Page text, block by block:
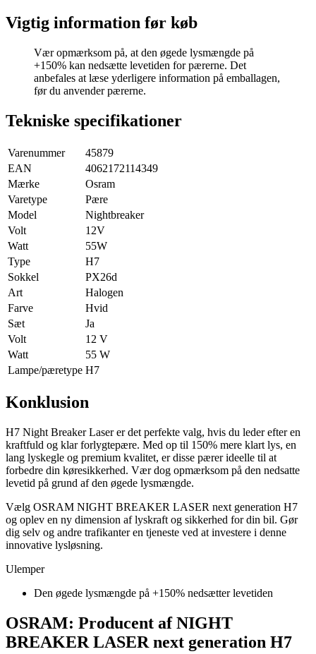
Vigtig information før køb
Vær opmærksom på, at den øgede lysmængde på
+150% kan nedsætte levetiden for pærerne. Det
anbefales at læse yderligere information på emballagen,
før du anvender pærerne.
Tekniske specifikationer
Varenummer
45879
EAN
4062172114349
Mærke
Osram
Varetype
Pære
Model
Nightbreaker
Volt
12V
Watt
55W
Type
H7
Sokkel
PX26d
Art
Halogen
Farve
Hvid
Sæt
Ja
Volt
12 V
Watt
55 W
Lampe/pæretype H7
Konklusion
H7 Night Breaker Laser er det perfekte valg, hvis du leder efter en
kraftfuld og klar forlygtepære. Med op til 150% mere klart lys, en
lang lyskegle og premium kvalitet, er disse pærer ideelle til at
forbedre din køresikkerhed. Vær dog opmærksom på den nedsatte
levetid på grund af den øgede lysmængde.
Vælg OSRAM NIGHT BREAKER LASER next generation H7
og oplev en ny dimension af lyskraft og sikkerhed for din bil. Gør
dig selv og andre trafikanter en tjeneste ved at investere i denne
innovative lysløsning.
Ulemper
Den øgede lysmængde på +150% nedsætter levetiden
OSRAM: Producent af NIGHT
BREAKER LASER next generation H7